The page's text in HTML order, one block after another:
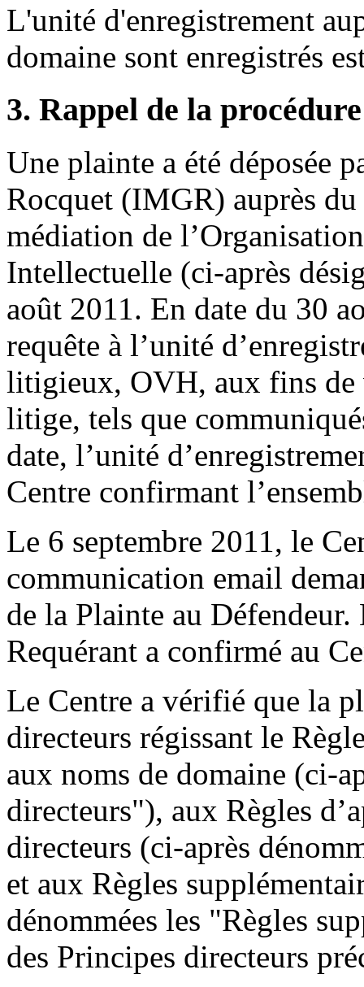
L'unité d'enregistrement
domaine sont enregistrés
3. Rappel de la procédure
Une plainte a été déposée
Rocquet (IMGR) auprès du
médiation de
Intellectuelle (ci-après
août 2011. En date du 30
requête à l’unité
litigieux, OVH, aux fins de
litige, tels que
date, l’unité
Centre confirmant
Le 6 septembre 2011, le
communication email
de la Plainte au
Requérant a confirmé au
Le Centre a vérifié que la
directeurs régissant le
aux noms de domaine (ci-
directeurs"), aux Règles
directeurs (ci-après
et aux Règles
dénommées les "Règles
des Principes directeurs